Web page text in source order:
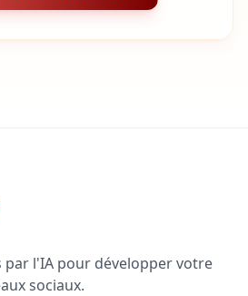
par l'IA pour développer votre
sociaux.